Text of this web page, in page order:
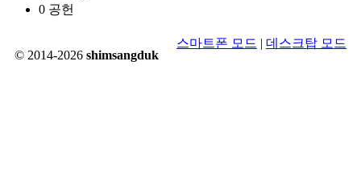
0 공헌
© 2014-2026 shimsangduk
스마트폰 모드 | 데스크탑 모드